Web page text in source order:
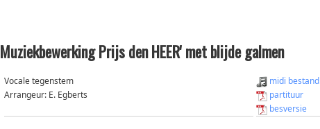
Muziekbewerking Prijs den HEER' met blijde galmen
Vocale tegenstem
Arrangeur: E. Egberts
midi bestand
partituur
besversie